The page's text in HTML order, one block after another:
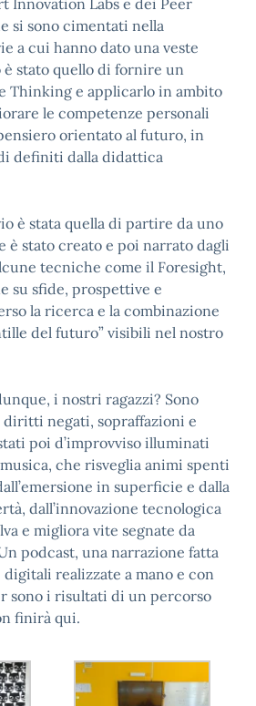
Innovation Labs e dei Peer
si sono cimentati nella
a cui hanno dato una veste
è stato quello di fornire un
Thinking e applicarlo in ambito
le competenze personali
orientato al futuro, in
definiti dalla didattica
è stata quella di partire da uno
è stato creato e poi narrato dagli
tecniche come il Foresight,
su sfide, prospettive e
la ricerca e la combinazione
del futuro” visibili nel nostro
i nostri ragazzi? Sono
negati, sopraffazioni e
poi d’improvviso illuminati
che risveglia animi spenti
in superficie e dalla
dall’innovazione tecnologica
e migliora vite segnate da
podcast, una narrazione fatta
realizzate a mano e con
sono i risultati di un percorso
finirà qui.